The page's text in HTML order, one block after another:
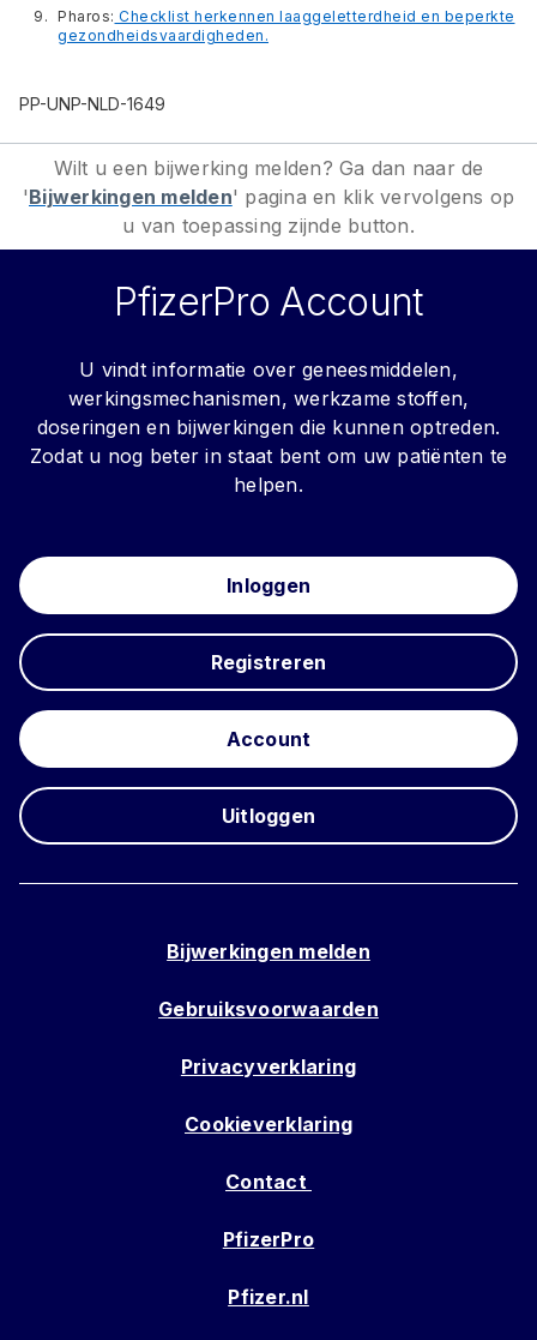
Pharos: Checklist herkennen laaggeletterdheid en beperkte
gezondheidsvaardigheden.
PP-UNP-NLD-1649
Wilt u een bijwerking melden? Ga dan naar de
'Bijwerkingen melden' pagina en klik vervolgens op
u van toepassing zijnde button.
PfizerPro Account
U vindt informatie over geneesmiddelen,
werkingsmechanismen, werkzame stoffen,
doseringen en bijwerkingen die kunnen optreden.
Zodat u nog beter in staat bent om uw patiënten te
helpen.
Inloggen
Registreren
Account
Uitloggen
Bijwerkingen melden
Gebruiksvoorwaarden
Privacyverklaring
Cookieverklaring
Contact
PfizerPro
Pfizer.nl